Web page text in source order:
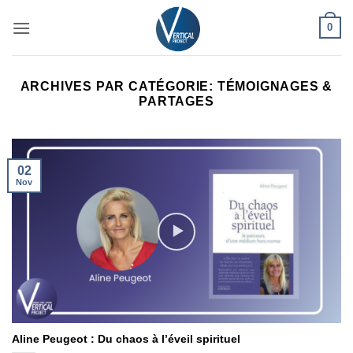
0
ARCHIVES PAR CATÉGORIE: TÉMOIGNAGES &
PARTAGES
Aline Peugeot : Du chaos à l’éveil spirituel
02
Nov